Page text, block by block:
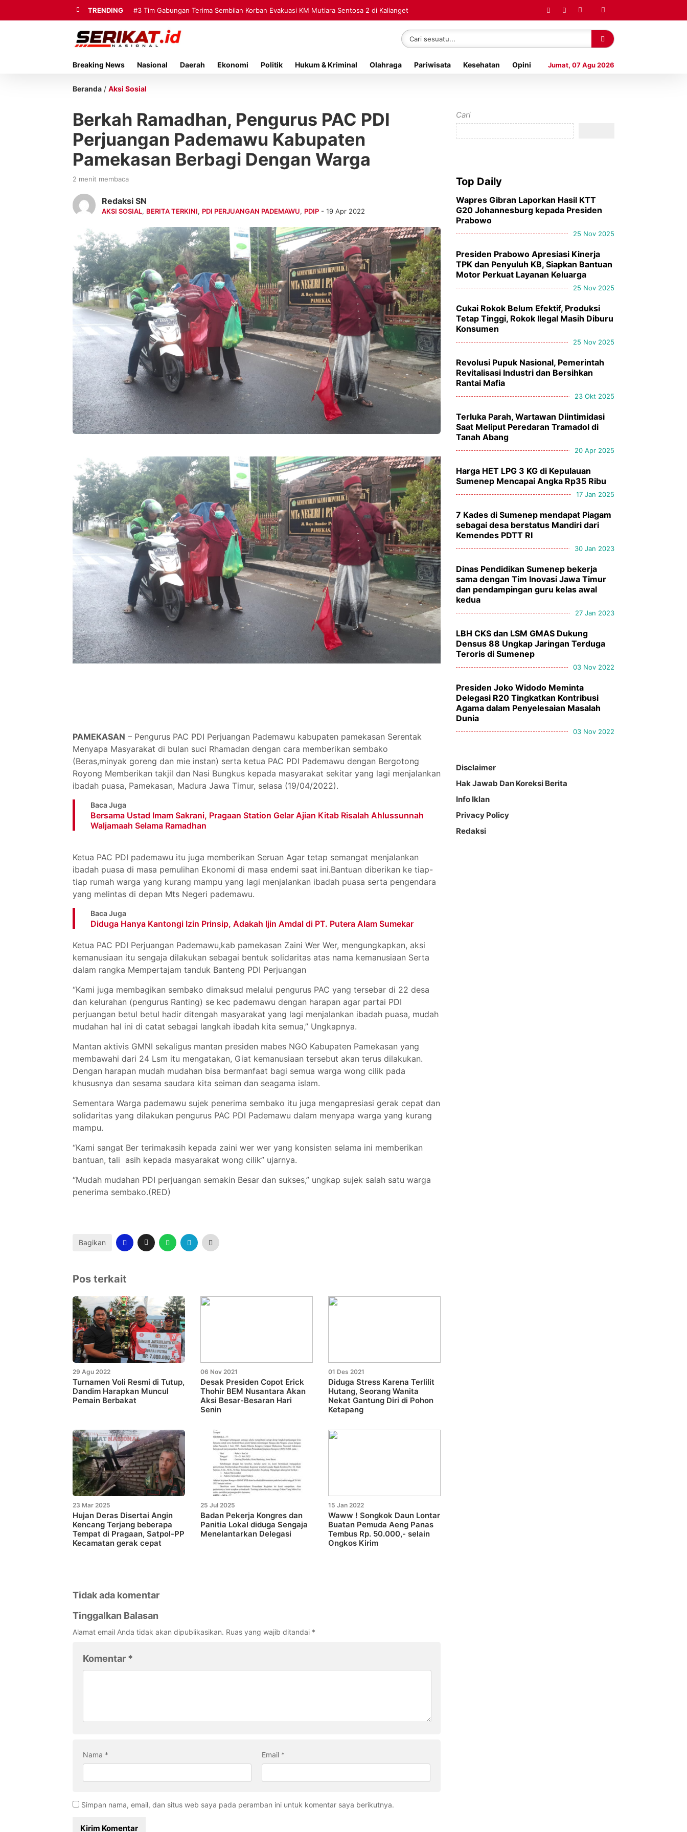
TRENDING #3 Tim Gabungan Terima Sembilan Korban Evakuasi KM Mutiara Sentosa 2 di Kalianget
Breaking News Nasional Daerah Ekonomi Politik Hukum & Kriminal Olahraga Pariwisata Kesehatan Opini Jumat, 07 Agu 2026
Beranda / Aksi Sosial
Berkah Ramadhan, Pengurus PAC PDI
Perjuangan Pademawu Kabupaten
Pamekasan Berbagi Dengan Warga
2 menit membaca
Redaksi SN
AKSI SOSIAL, BERITA TERKINI, PDI PERJUANGAN PADEMAWU, PDIP - 19 Apr 2022
PAMEKASAN – Pengurus PAC PDI Perjuangan Pademawu kabupaten pamekasan Serentak
Menyapa Masyarakat di bulan suci Rhamadan dengan cara memberikan sembako
(Beras,minyak goreng dan mie instan) serta ketua PAC PDI Pademawu dengan Bergotong
Royong Memberikan takjil dan Nasi Bungkus kepada masyarakat sekitar yang lagi menjalankan
ibadah puasa, Pamekasan, Madura Jawa Timur, selasa (19/04/2022).
Baca Juga
Bersama Ustad Imam Sakrani, Pragaan Station Gelar Ajian Kitab Risalah Ahlussunnah
Waljamaah Selama Ramadhan
Ketua PAC PDI pademawu itu juga memberikan Seruan Agar tetap semangat menjalankan
ibadah puasa di masa pemulihan Ekonomi di masa endemi saat ini.Bantuan diberikan ke tiap-
tiap rumah warga yang kurang mampu yang lagi menjalankan ibadah puasa serta pengendara
yang melintas di depan Mts Negeri pademawu.
Baca Juga
Diduga Hanya Kantongi Izin Prinsip, Adakah Ijin Amdal di PT. Putera Alam Sumekar
Ketua PAC PDI Perjuangan Pademawu,kab pamekasan Zaini Wer Wer, mengungkapkan, aksi
kemanusiaan itu sengaja dilakukan sebagai bentuk solidaritas atas nama kemanusiaan Serta
dalam rangka Mempertajam tanduk Banteng PDI Perjuangan
“Kami juga membagikan sembako dimaksud melalui pengurus PAC yang tersebar di 22 desa
dan kelurahan (pengurus Ranting) se kec pademawu dengan harapan agar partai PDI
perjuangan betul betul hadir ditengah masyarakat yang lagi menjalankan ibadah puasa, mudah
mudahan hal ini di catat sebagai langkah ibadah kita semua,” Ungkapnya.
Mantan aktivis GMNI sekaligus mantan presiden mabes NGO Kabupaten Pamekasan yang
membawahi dari 24 Lsm itu mengatakan, Giat kemanusiaan tersebut akan terus dilakukan.
Dengan harapan mudah mudahan bisa bermanfaat bagi semua warga wong cilik pada
khususnya dan sesama saudara kita seiman dan seagama islam.
Sementara Warga pademawu sujek penerima sembako itu juga mengapresiasi gerak cepat dan
solidaritas yang dilakukan pengurus PAC PDI Pademawu dalam menyapa warga yang kurang
mampu.
“Kami sangat Ber terimakasih kepada zaini wer wer yang konsisten selama ini memberikan
bantuan, tali asih kepada masyarakat wong cilik” ujarnya.
“Mudah mudahan PDI perjuangan semakin Besar dan sukses,” ungkap sujek salah satu warga
penerima sembako.(RED)
Bagikan
Pos terkait
29 Agu 2022
Turnamen Voli Resmi di Tutup,
Dandim Harapkan Muncul
Pemain Berbakat
06 Nov 2021
Desak Presiden Copot Erick
Thohir BEM Nusantara Akan
Aksi Besar-Besaran Hari
Senin
01 Des 2021
Diduga Stress Karena Terlilit
Hutang, Seorang Wanita
Nekat Gantung Diri di Pohon
Ketapang
23 Mar 2025
Hujan Deras Disertai Angin
Kencang Terjang beberapa
Tempat di Pragaan, Satpol-PP
Kecamatan gerak cepat
25 Jul 2025
Badan Pekerja Kongres dan
Panitia Lokal diduga Sengaja
Menelantarkan Delegasi
15 Jan 2022
Waww ! Songkok Daun Lontar
Buatan Pemuda Aeng Panas
Tembus Rp. 50.000,- selain
Ongkos Kirim
Tidak ada komentar
Tinggalkan Balasan
Alamat email Anda tidak akan dipublikasikan. Ruas yang wajib ditandai *
Komentar *
Nama * Email *
Simpan nama, email, dan situs web saya pada peramban ini untuk komentar saya berikutnya.
Cari
Top Daily
Wapres Gibran Laporkan Hasil KTT
G20 Johannesburg kepada Presiden
Prabowo
25 Nov 2025
Presiden Prabowo Apresiasi Kinerja
TPK dan Penyuluh KB, Siapkan Bantuan
Motor Perkuat Layanan Keluarga
25 Nov 2025
Cukai Rokok Belum Efektif, Produksi
Tetap Tinggi, Rokok Ilegal Masih Diburu
Konsumen
25 Nov 2025
Revolusi Pupuk Nasional, Pemerintah
Revitalisasi Industri dan Bersihkan
Rantai Mafia
23 Okt 2025
Terluka Parah, Wartawan Diintimidasi
Saat Meliput Peredaran Tramadol di
Tanah Abang
20 Apr 2025
Harga HET LPG 3 KG di Kepulauan
Sumenep Mencapai Angka Rp35 Ribu
17 Jan 2025
7 Kades di Sumenep mendapat Piagam
sebagai desa berstatus Mandiri dari
Kemendes PDTT RI
30 Jan 2023
Dinas Pendidikan Sumenep bekerja
sama dengan Tim Inovasi Jawa Timur
dan pendampingan guru kelas awal
kedua
27 Jan 2023
LBH CKS dan LSM GMAS Dukung
Densus 88 Ungkap Jaringan Terduga
Teroris di Sumenep
03 Nov 2022
Presiden Joko Widodo Meminta
Delegasi R20 Tingkatkan Kontribusi
Agama dalam Penyelesaian Masalah
Dunia
03 Nov 2022
Disclaimer
Hak Jawab Dan Koreksi Berita
Info Iklan
Privacy Policy
Redaksi